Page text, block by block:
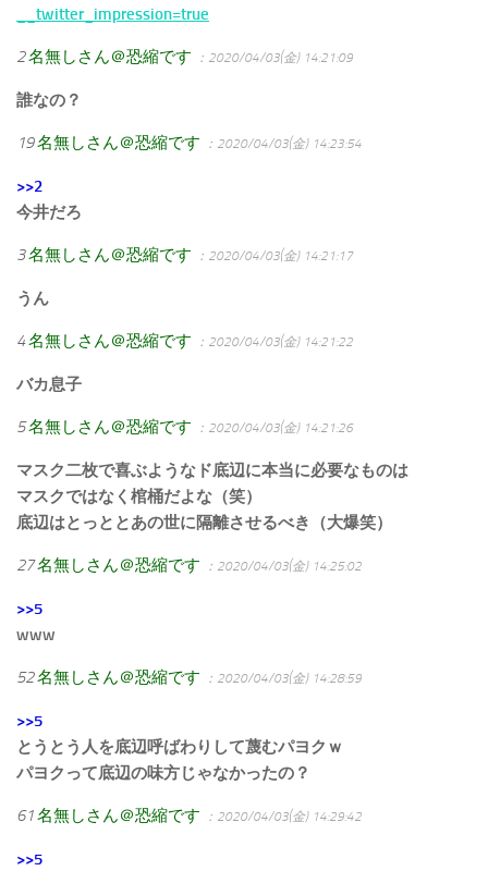
__twitter_impression=true
2名無しさん＠恐縮です ：2020/04/03(金) 14:21:09
誰なの？
19名無しさん＠恐縮です ：2020/04/03(金) 14:23:54
>>2
今井だろ
3名無しさん＠恐縮です ：2020/04/03(金) 14:21:17
うん
4名無しさん＠恐縮です ：2020/04/03(金) 14:21:22
バカ息子
5名無しさん＠恐縮です ：2020/04/03(金) 14:21:26
マスク二枚で喜ぶようなド底辺に本当に必要なものは
マスクではなく棺桶だよな（笑）
底辺はとっととあの世に隔離させるべき（大爆笑）
27名無しさん＠恐縮です ：2020/04/03(金) 14:25:02
>>5
www
52名無しさん＠恐縮です ：2020/04/03(金) 14:28:59
>>5
とうとう人を底辺呼ばわりして蔑むパヨクｗ
パヨクって底辺の味方じゃなかったの？
61名無しさん＠恐縮です ：2020/04/03(金) 14:29:42
>>5